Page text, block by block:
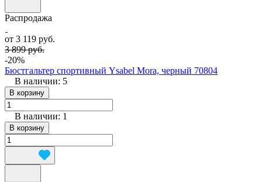
Распродажа
от 3 119 руб.
3 899 руб.
-20%
Бюстгальтер спортивный Ysabel Mora, черный 70804
В наличии: 5
В корзину
В наличии: 1
В корзину